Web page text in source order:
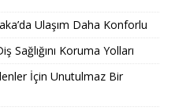
Ulaşım Daha Konforlu
Sağlığını Koruma Yolları
İçin Unutulmaz Bir